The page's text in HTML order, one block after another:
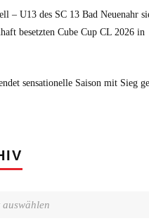
– U13 des SC 13 Bad Neuenahr
besetzten Cube Cup CL 2026 in
sensationelle Saison mit Sieg